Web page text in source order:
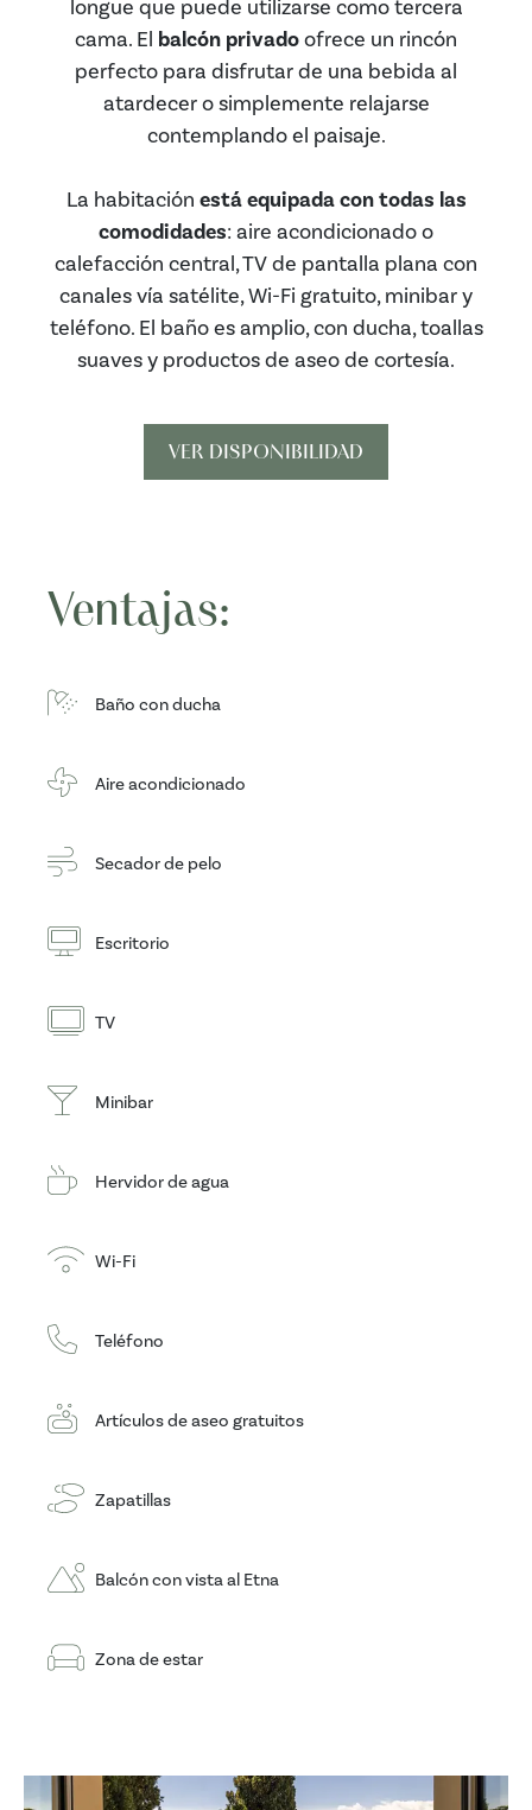
longue que puede utilizarse como tercera
cama. El balcón privadoofrece un rincón
perfecto para disfrutar de una bebida al
atardecer o simplemente relajarse
contemplando el paisaje.
La habitación está equipada con todas las
comodidades: aire acondicionado o
calefacción central, TV de pantalla plana con
canales vía satélite, Wi-Fi gratuito, minibar y
teléfono. El baño es amplio, con ducha, toallas
suaves y productos de aseo de cortesía.
VER DISPONIBILIDAD
Ventajas:
Baño con ducha
Aire acondicionado
Secador de pelo
Escritorio
TV
Minibar
Hervidor de agua
Wi-Fi
Teléfono
Artículos de aseo gratuitos
Zapatillas
Balcón con vista al Etna
Zona de estar